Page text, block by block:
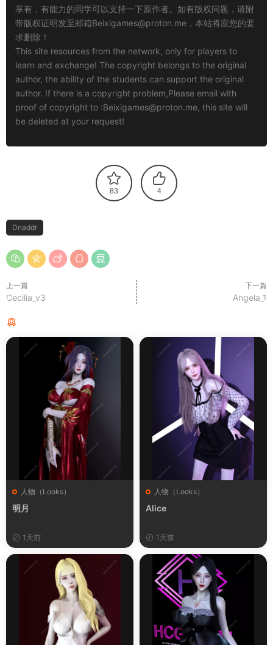
享有，有能力的同学可以支持一下原作者。如有版权问题，请附
带版权证明发至邮箱Beixigames@proton.me ，本站将应您的要
求删除！
This site resources from the network, only for players to
learn and exchange! The copyright belongs to the original
author, the ability of the students can support the original
author. If there is a copyright problem,Please email with
proof of copyright to :Beixigames@proton.me, this site will
be deleted at your request!
83 4
Dnaddr
上一篇
Cecilia_v3
下一篇
Angela_1
人物（Looks）
明月
1天前
人物（Looks）
Alice
1天前